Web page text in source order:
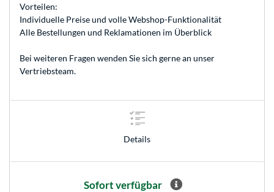
Vorteilen:
Individuelle Preise und volle Webshop-Funktionalität
Alle Bestellungen und Reklamationen im Überblick
Bei weiteren Fragen wenden Sie sich gerne an unser
Vertriebsteam.
Details
Sofort verfügbar